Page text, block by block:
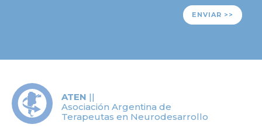
ENVIAR >>
ATEN ||
Asociación Argentina de
Terapeutas en Neurodesarrollo